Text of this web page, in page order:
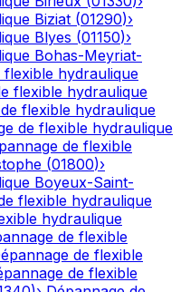
Biziat (01290)›
Blyes (01150)›
Bohas-Meyriat-
flexible hydraulique
flexible hydraulique
flexible hydraulique
de flexible hydraulique
de flexible
(01800)›
Boyeux-Saint-
flexible hydraulique
hydraulique
de flexible
de flexible
de flexible